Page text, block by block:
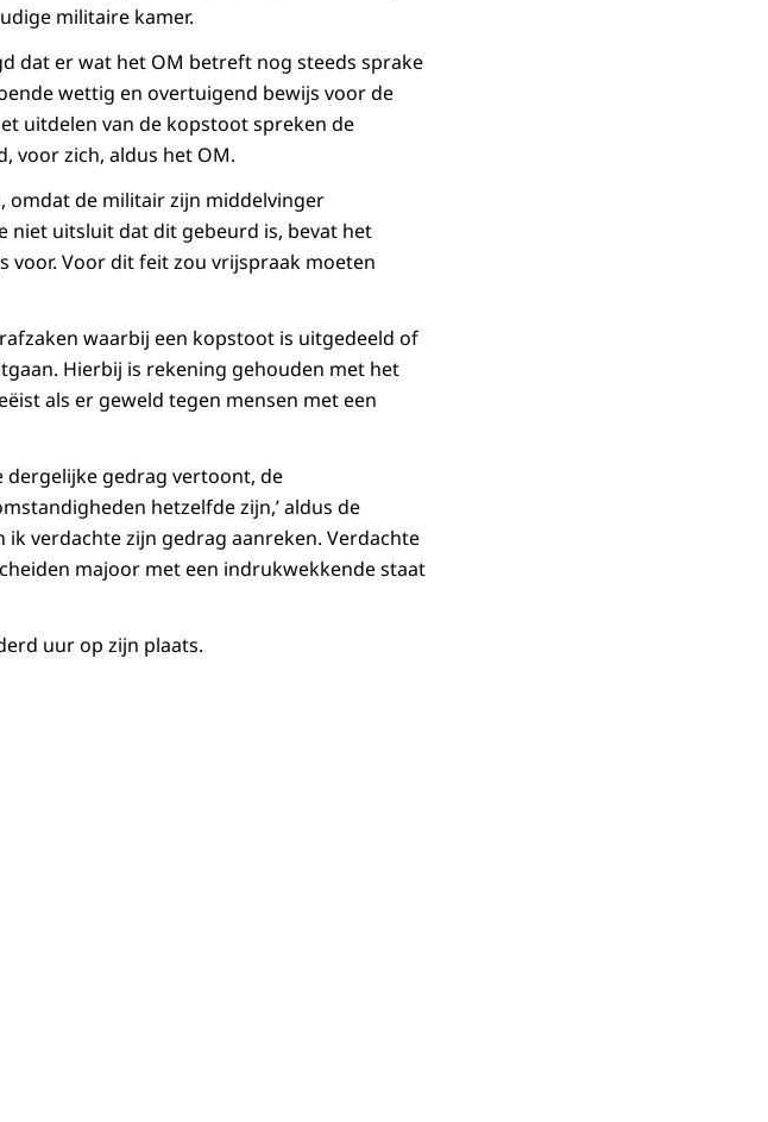
militaire kamer.
dat er wat het OM betreft nog steeds sprake
wettig en overtuigend bewijs voor de
uitdelen van de kopstoot spreken de
voor zich, aldus het OM.
omdat de militair zijn middelvinger
niet uitsluit dat dit gebeurd is, bevat het
Voor dit feit zou vrijspraak moeten
waarbij een kopstoot is uitgedeeld of
Hierbij is rekening gehouden met het
als er geweld tegen mensen met een
gedrag vertoont, de
hetzelfde zijn,’ aldus de
verdachte zijn gedrag aanreken. Verdachte
majoor met een indrukwekkende staat
uur op zijn plaats.